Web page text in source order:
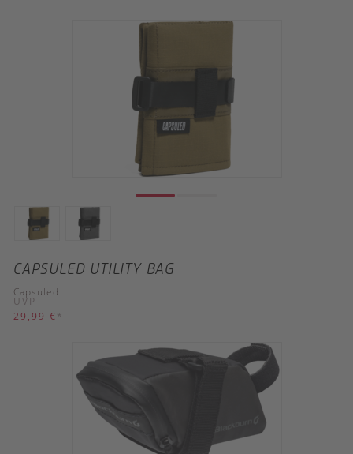
CAPSULED UTILITY BAG
Capsuled
UVP
29,99 € *